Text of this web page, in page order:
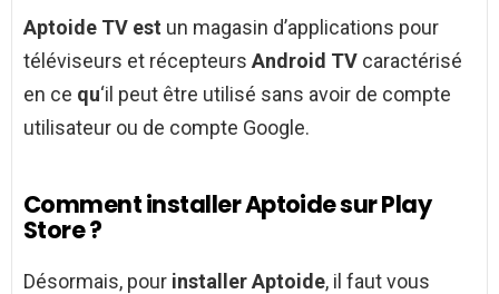
Aptoide TV est un magasin d’applications pour
téléviseurs et récepteurs Android TV caractérisé
en ce qu‘il peut être utilisé sans avoir de compte
utilisateur ou de compte Google.
Comment installer Aptoide sur Play
Store ?
Désormais, pour installer Aptoide, il faut vous